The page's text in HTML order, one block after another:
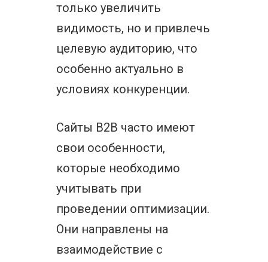
только увеличить
видимость, но и привлечь
целевую аудиторию, что
особенно актуально в
условиях конкуренции.
Сайты B2B часто имеют
свои особенности,
которые необходимо
учитывать при
проведении оптимизации.
Они направлены на
взаимодействие с